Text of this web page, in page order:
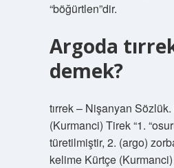
“böğürtlen”dir.
Argoda
demek?
tırrek – Nişanyan
(Kurmanci) Tirek “1.
türetilmiştir, 2. (argo)
kelime Kürtçe (Kurmanci)